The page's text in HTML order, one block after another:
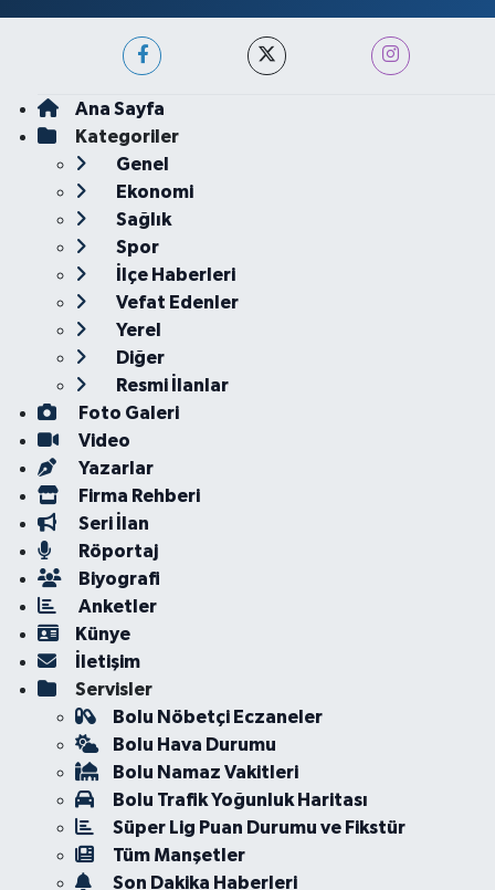
Ana Sayfa
Kategoriler
Genel
Ekonomi
Sağlık
Spor
İlçe Haberleri
Vefat Edenler
Yerel
Diğer
Resmi İlanlar
Foto Galeri
Video
Yazarlar
Firma Rehberi
Seri İlan
Röportaj
Biyografi
Anketler
Künye
İletişim
Servisler
Bolu Nöbetçi Eczaneler
Bolu Hava Durumu
Bolu Namaz Vakitleri
Bolu Trafik Yoğunluk Haritası
Süper Lig Puan Durumu ve Fikstür
Tüm Manşetler
Son Dakika Haberleri